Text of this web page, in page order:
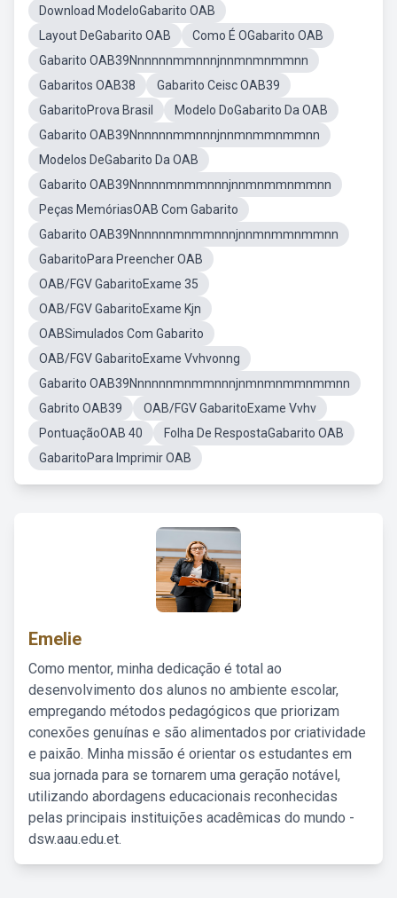
Download ModeloGabarito OAB
Layout DeGabarito OAB
Como É OGabarito OAB
Gabarito OAB39Nnnnnnmmnnnjnnmnmnmmnn
Gabaritos OAB38
Gabarito Ceisc OAB39
GabaritoProva Brasil
Modelo DoGabarito Da OAB
Gabarito OAB39Nnnnnnmmnnnjnnmnmmnmmnn
Modelos DeGabarito Da OAB
Gabarito OAB39Nnnnnmnmmnnnjnnmnmmnmmnn
Peças MemóriasOAB Com Gabarito
Gabarito OAB39Nnnnnnmnmmnnnjnnmnmmnmmnn
GabaritoPara Preencher OAB
OAB/FGV GabaritoExame 35
OAB/FGV GabaritoExame Kjn
OABSimulados Com Gabarito
OAB/FGV GabaritoExame Vvhvonng
Gabarito OAB39Nnnnnnmnmmnnnjnmnmnmmnmmnn
Gabrito OAB39
OAB/FGV GabaritoExame Vvhv
PontuaçãoOAB 40
Folha De RespostaGabarito OAB
GabaritoPara Imprimir OAB
Emelie
Como mentor, minha dedicação é total ao
desenvolvimento dos alunos no ambiente escolar,
empregando métodos pedagógicos que priorizam
conexões genuínas e são alimentados por criatividade
e paixão. Minha missão é orientar os estudantes em
sua jornada para se tornarem uma geração notável,
utilizando abordagens educacionais reconhecidas
pelas principais instituições acadêmicas do mundo -
dsw.aau.edu.et.